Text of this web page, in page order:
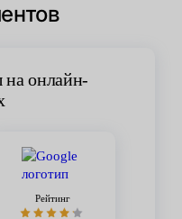
на онлайн-
Рейтинг